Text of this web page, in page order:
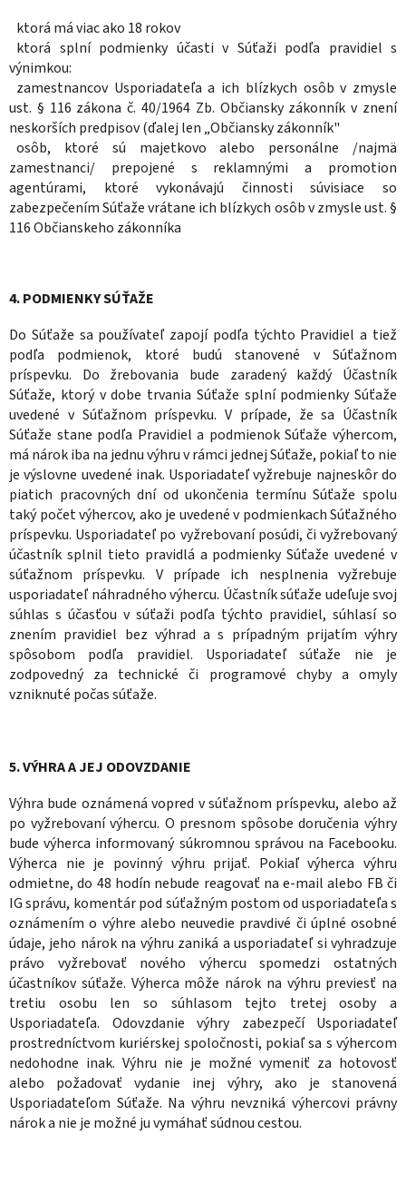
ktorá má viac ako 18 rokov
ktorá splní podmienky účasti v Súťaži podľa pravidiel s
výnimkou:
zamestnancov Usporiadateľa a ich blízkych osôb v zmysle
ust. § 116 zákona č. 40/1964 Zb. Občiansky zákonník v znení
neskorších predpisov (ďalej len „Občiansky zákonník"
osôb, ktoré sú majetkovo alebo personálne /najmä
zamestnanci/ prepojené s reklamnými a promotion
agentúrami, ktoré vykonávajú činnosti súvisiace so
zabezpečením Súťaže vrátane ich blízkych osôb v zmysle ust. §
116 Občianskeho zákonníka
4. PODMIENKY SÚŤAŽE
Do Súťaže sa používateľ zapojí podľa týchto Pravidiel a tiež
podľa podmienok, ktoré budú stanovené v Súťažnom
príspevku. Do žrebovania bude zaradený každý Účastník
Súťaže, ktorý v dobe trvania Súťaže splní podmienky Súťaže
uvedené v Súťažnom príspevku. V prípade, že sa Účastník
Súťaže stane podľa Pravidiel a podmienok Súťaže výhercom,
má nárok iba na jednu výhru v rámci jednej Súťaže, pokiaľ to nie
je výslovne uvedené inak. Usporiadateľ vyžrebuje najneskôr do
piatich pracovných dní od ukončenia termínu Súťaže spolu
taký počet výhercov, ako je uvedené v podmienkach Súťažného
príspevku. Usporiadateľ po vyžrebovaní posúdi, či vyžrebovaný
účastník splnil tieto pravidlá a podmienky Súťaže uvedené v
súťažnom príspevku. V prípade ich nesplnenia vyžrebuje
usporiadateľ náhradného výhercu. Účastník súťaže udeľuje svoj
súhlas s účasťou v súťaži podľa týchto pravidiel, súhlasí so
znením pravidiel bez výhrad a s prípadným prijatím výhry
spôsobom podľa pravidiel. Usporiadateľ súťaže nie je
zodpovedný za technické či programové chyby a omyly
vzniknuté počas súťaže.
5. VÝHRA A JEJ ODOVZDANIE
Výhra bude oznámená vopred v súťažnom príspevku, alebo až
po vyžrebovaní výhercu. O presnom spôsobe doručenia výhry
bude výherca informovaný súkromnou správou na Facebooku.
Výherca nie je povinný výhru prijať. Pokiaľ výherca výhru
odmietne, do 48 hodín nebude reagovať na e-mail alebo FB či
IG správu, komentár pod súťažným postom od usporiadateľa s
oznámením o výhre alebo neuvedie pravdivé či úplné osobné
údaje, jeho nárok na výhru zaniká a usporiadateľ si vyhradzuje
právo vyžrebovať nového výhercu spomedzi ostatných
účastníkov súťaže. Výherca môže nárok na výhru previesť na
tretiu osobu len so súhlasom tejto tretej osoby a
Usporiadateľa. Odovzdanie výhry zabezpečí Usporiadateľ
prostredníctvom kuriérskej spoločnosti, pokiaľ sa s výhercom
nedohodne inak. Výhru nie je možné vymeniť za hotovosť
alebo požadovať vydanie inej výhry, ako je stanovená
Usporiadateľom Súťaže. Na výhru nevzniká výhercovi právny
nárok a nie je možné ju vymáhať súdnou cestou.